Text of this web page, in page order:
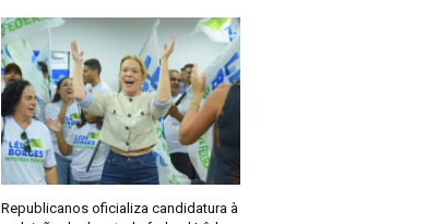
Republicanos oficializa candidatura à